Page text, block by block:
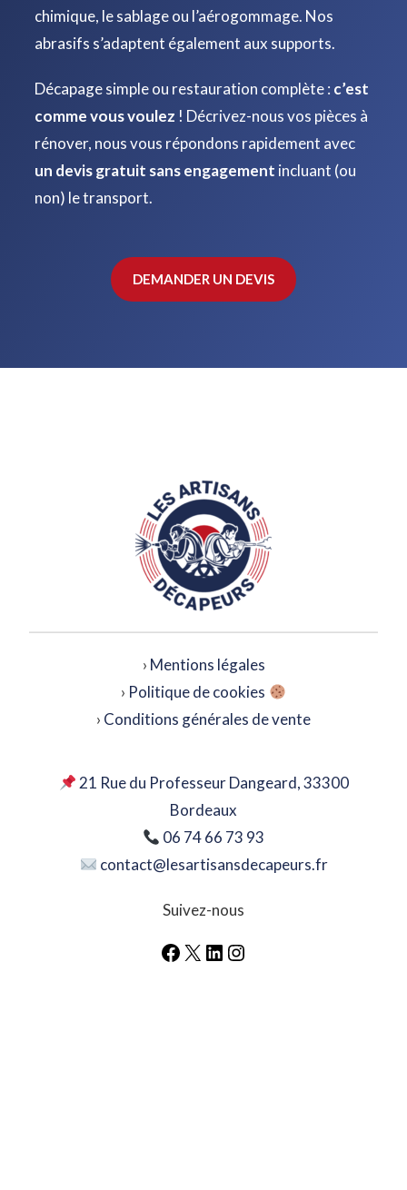
chimique, le sablage ou l’aérogommage. Nos
abrasifs s’adaptent également aux supports.
Décapage simple ou restauration complète : c’est
comme vous voulez ! Décrivez-nous vos pièces à
rénover, nous vous répondons rapidement avec
un devis gratuit sans engagement incluant (ou
non) le transport.
DEMANDER UN DEVIS
› Mentions légales
› Politique de cookies
› Conditions générales de vente
21 Rue du Professeur Dangeard, 33300
Bordeaux
06 74 66 73 93
contact@lesartisansdecapeurs.fr
Suivez-nous